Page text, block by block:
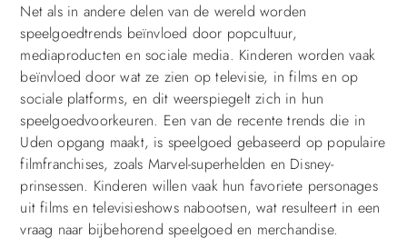
Net als in andere delen van de wereld worden
speelgoedtrends beïnvloed door popcultuur,
mediaproducten en sociale media. Kinderen worden vaak
beïnvloed door wat ze zien op televisie, in films en op
sociale platforms, en dit weerspiegelt zich in hun
speelgoedvoorkeuren. Een van de recente trends die in
Uden opgang maakt, is speelgoed gebaseerd op populaire
filmfranchises, zoals Marvel-superhelden en Disney-
prinsessen. Kinderen willen vaak hun favoriete personages
uit films en televisieshows nabootsen, wat resulteert in een
vraag naar bijbehorend speelgoed en merchandise.